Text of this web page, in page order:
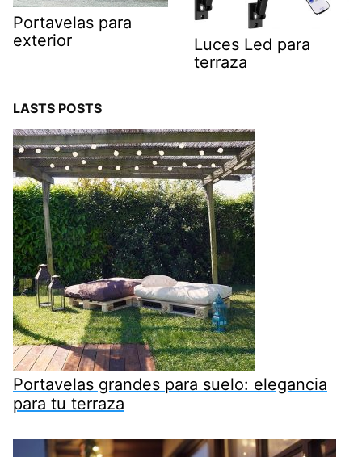
Portavelas para
exterior
Luces Led para
terraza
LASTS POSTS
Portavelas grandes para suelo: elegancia
para tu terraza